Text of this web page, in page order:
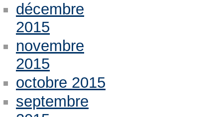
décembre
2015
novembre
2015
octobre 2015
septembre